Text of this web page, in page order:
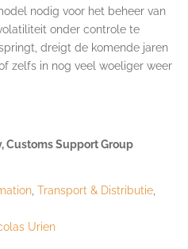
nodig voor het beheer van
onder controle te
dreigt de komende jaren
zelfs in nog veel woeliger weer
Customs Support Group
Transport & Distributie
Urien